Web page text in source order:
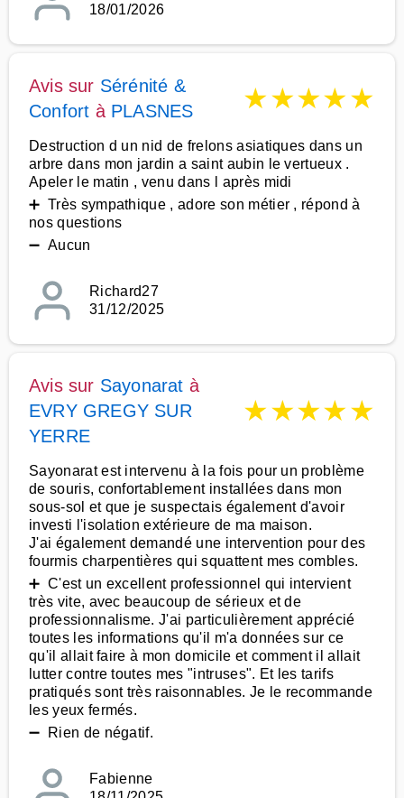
18/01/2026
Avis sur Sérénité &
Confort à PLASNES ★★★★★
Destruction d un nid de frelons asiatiques dans un
arbre dans mon jardin a saint aubin le vertueux .
Apeler le matin , venu dans l après midi
➕ Très sympathique , adore son métier , répond à
nos questions
➖ Aucun
Richard27
31/12/2025
Avis sur Sayonarat à
EVRY GREGY SUR
YERRE
★★★★★
Sayonarat est intervenu à la fois pour un problème
de souris, confortablement installées dans mon
sous-sol et que je suspectais également d'avoir
investi l'isolation extérieure de ma maison.
J'ai également demandé une intervention pour des
fourmis charpentières qui squattent mes combles.
➕ C'est un excellent professionnel qui intervient
très vite, avec beaucoup de sérieux et de
professionnalisme. J'ai particulièrement apprécié
toutes les informations qu'il m'a données sur ce
qu'il allait faire à mon domicile et comment il allait
lutter contre toutes mes "intruses". Et les tarifs
pratiqués sont très raisonnables. Je le recommande
les yeux fermés.
➖ Rien de négatif.
Fabienne